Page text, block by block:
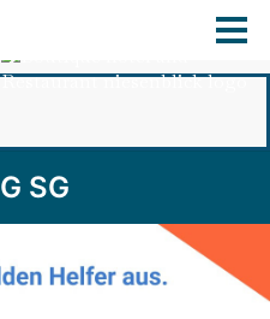
SG